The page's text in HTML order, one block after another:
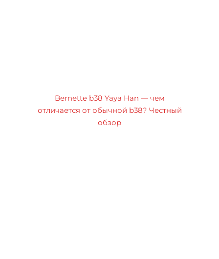
Bernette b38 Yaya Han — чем
отличается от обычной b38? Честный
обзор